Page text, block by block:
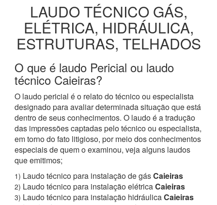
LAUDO TÉCNICO GÁS,
ELÉTRICA, HIDRÁULICA,
ESTRUTURAS, TELHADOS
O que é laudo Pericial ou laudo
técnico Caieiras?
O laudo pericial é o relato do técnico ou especialista
designado para avaliar determinada situação que está
dentro de seus conhecimentos. O laudo é a tradução
das impressões captadas pelo técnico ou especialista,
em torno do fato litigioso, por meio dos conhecimentos
especiais de quem o examinou, veja alguns laudos
que emitimos;
1) Laudo técnico para instalação de gásCaieiras
2) Laudo técnico para instalação elétricaCaieiras
3) Laudo técnico para instalação hidráulicaCaieiras